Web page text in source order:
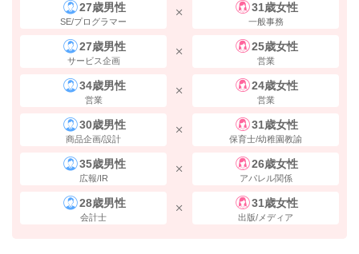
27歳男性
SE/プログラマー
31歳女性
一般事務
27歳男性
サービス企画
25歳女性
営業
34歳男性
営業
24歳女性
営業
30歳男性
商品企画/設計
31歳女性
保育士/幼稚園教諭
35歳男性
広報/IR
26歳女性
アパレル関係
28歳男性
会計士
31歳女性
出版/メディア